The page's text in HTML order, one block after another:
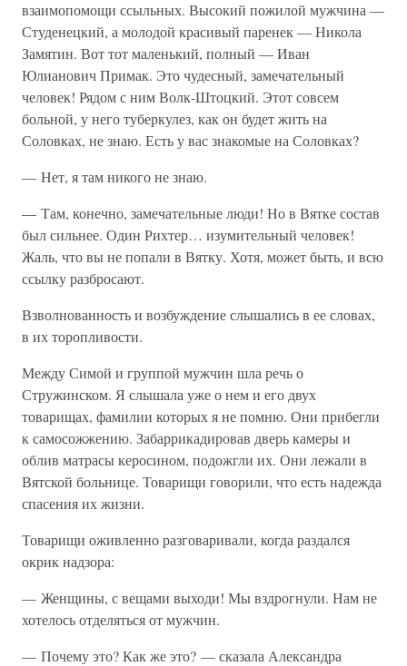
взаимопомощи ссыльных. Высокий пожилой мужчина —
Студенецкий, а молодой красивый паренек — Никола
Замятин. Вот тот маленький, полный — Иван
Юлианович Примак. Это чудесный, замечательный
человек! Рядом с ним Волк-Штоцкий. Этот совсем
больной, у него туберкулез, как он будет жить на
Соловках, не знаю. Есть у вас знакомые на Соловках?
— Нет, я там никого не знаю.
— Там, конечно, замечательные люди! Но в Вятке состав
был сильнее. Один Рихтер… изумительный человек!
Жаль, что вы не попали в Вятку. Хотя, может быть, и всю
ссылку разбросают.
Взволнованность и возбуждение слышались в ее словах,
в их торопливости.
Между Симой и группой мужчин шла речь о
Стружинском. Я слышала уже о нем и его двух
товарищах, фамилии которых я не помню. Они прибегли
к самосожжению. Забаррикадировав дверь камеры и
облив матрасы керосином, подожгли их. Они лежали в
Вятской больнице. Товарищи говорили, что есть надежда
спасения их жизни.
Товарищи оживленно разговаривали, когда раздался
окрик надзора:
— Женщины, с вещами выходи! Мы вздрогнули. Нам не
хотелось отделяться от мужчин.
— Почему это? Как же это? — сказала Александра